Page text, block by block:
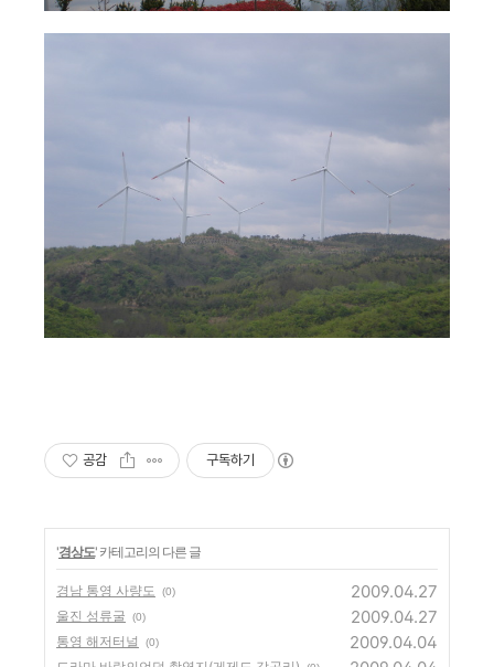
공감 구독하기
'경상도' 카테고리의 다른 글
경남 통영 사량도 (0) 2009.04.27
울진 성류굴 (0) 2009.04.27
통영 해저터널 (0) 2009.04.04